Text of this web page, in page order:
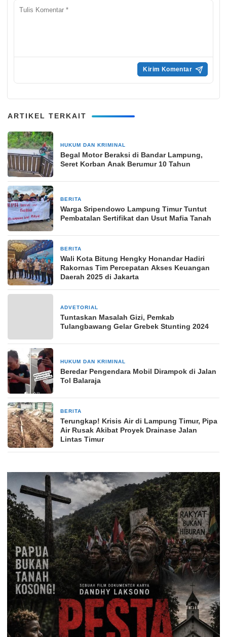
ARTIKEL TERKAIT
HUKUM DAN KRIMINAL
Begal Motor Beraksi di Bandar Lampung,
Seret Korban Anak Berumur 10 Tahun
BERITA
Warga Sripendowo Lampung Timur Tuntut
Pembatalan Sertifikat dan Usut Mafia Tanah
BERITA
Wali Kota Bitung Hengky Honandar Hadiri
Rakornas Tim Percepatan Akses Keuangan
Daerah 2025 di Jakarta
ADVETORIAL
Tuntaskan Masalah Gizi, Pemkab
Tulangbawang Gelar Grebek Stunting 2024
HUKUM DAN KRIMINAL
Beredar Pengendara Mobil Dirampok di Jalan
Tol Balaraja
BERITA
Terungkap! Krisis Air di Lampung Timur, Pipa
Air Rusak Akibat Proyek Drainase Jalan
Lintas Timur